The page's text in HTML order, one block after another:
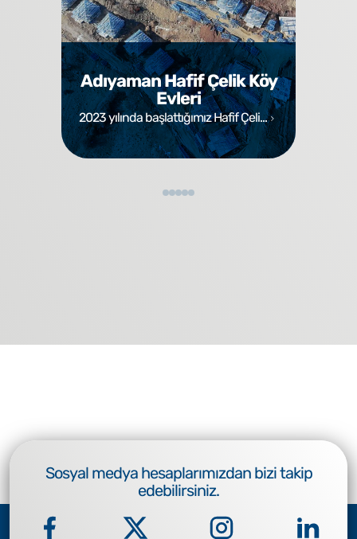
Adıyaman Hafif Çelik Köy
Evleri
2023 yılında başlattığımız Hafif Çeli...
Sosyal medya hesaplarımızdan bizi takip
edebilirsiniz.